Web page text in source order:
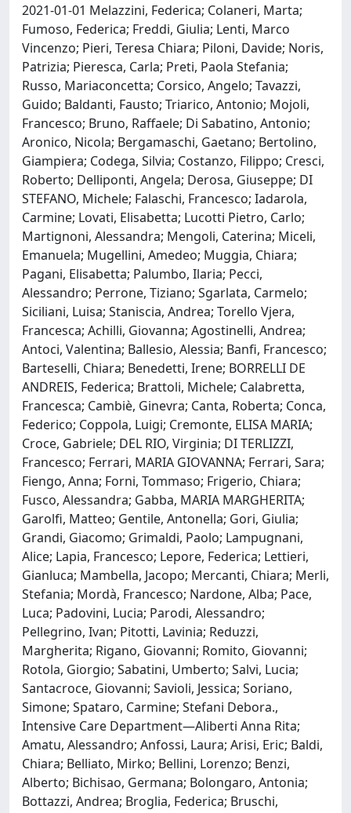
2021-01-01 Melazzini, Federica; Colaneri, Marta;
Fumoso, Federica; Freddi, Giulia; Lenti, Marco
Vincenzo; Pieri, Teresa Chiara; Piloni, Davide; Noris,
Patrizia; Pieresca, Carla; Preti, Paola Stefania;
Russo, Mariaconcetta; Corsico, Angelo; Tavazzi,
Guido; Baldanti, Fausto; Triarico, Antonio; Mojoli,
Francesco; Bruno, Raffaele; Di Sabatino, Antonio;
Aronico, Nicola; Bergamaschi, Gaetano; Bertolino,
Giampiera; Codega, Silvia; Costanzo, Filippo; Cresci,
Roberto; Delliponti, Angela; Derosa, Giuseppe; DI
STEFANO, Michele; Falaschi, Francesco; Iadarola,
Carmine; Lovati, Elisabetta; Lucotti Pietro, Carlo;
Martignoni, Alessandra; Mengoli, Caterina; Miceli,
Emanuela; Mugellini, Amedeo; Muggia, Chiara;
Pagani, Elisabetta; Palumbo, Ilaria; Pecci,
Alessandro; Perrone, Tiziano; Sgarlata, Carmelo;
Siciliani, Luisa; Staniscia, Andrea; Torello Vjera,
Francesca; Achilli, Giovanna; Agostinelli, Andrea;
Antoci, Valentina; Ballesio, Alessia; Banfi, Francesco;
Barteselli, Chiara; Benedetti, Irene; BORRELLI DE
ANDREIS, Federica; Brattoli, Michele; Calabretta,
Francesca; Cambiè, Ginevra; Canta, Roberta; Conca,
Federico; Coppola, Luigi; Cremonte, ELISA MARIA;
Croce, Gabriele; DEL RIO, Virginia; DI TERLIZZI,
Francesco; Ferrari, MARIA GIOVANNA; Ferrari, Sara;
Fiengo, Anna; Forni, Tommaso; Frigerio, Chiara;
Fusco, Alessandra; Gabba, MARIA MARGHERITA;
Garolfi, Matteo; Gentile, Antonella; Gori, Giulia;
Grandi, Giacomo; Grimaldi, Paolo; Lampugnani,
Alice; Lapia, Francesco; Lepore, Federica; Lettieri,
Gianluca; Mambella, Jacopo; Mercanti, Chiara; Merli,
Stefania; Mordà, Francesco; Nardone, Alba; Pace,
Luca; Padovini, Lucia; Parodi, Alessandro;
Pellegrino, Ivan; Pitotti, Lavinia; Reduzzi,
Margherita; Rigano, Giovanni; Romito, Giovanni;
Rotola, Giorgio; Sabatini, Umberto; Salvi, Lucia;
Santacroce, Giovanni; Savioli, Jessica; Soriano,
Simone; Spataro, Carmine; Stefani Debora.,
Intensive Care Department—Aliberti Anna Rita;
Amatu, Alessandro; Anfossi, Laura; Arisi, Eric; Baldi,
Chiara; Belliato, Mirko; Bellini, Lorenzo; Benzi,
Alberto; Bichisao, Germana; Bolongaro, Antonia;
Bottazzi, Andrea; Broglia, Federica; Bruschi,